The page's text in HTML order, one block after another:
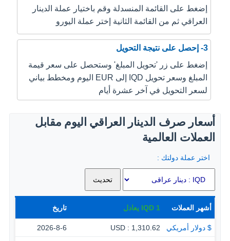
إضغط على القائمة المنسدلة وقم باختيار عملة الدينار
العراقي ثم من القائمة الثانية إختر عملة اليورو
3- إحصل على نتيجة التحويل
إضغط على زر 'تحويل المبلغ' وستحصل على سعر قيمة
المبلغ وسعر تحويل IQD إلى EUR اليوم ومخطط بياني
لسعر التحويل في آخر عشرة أيام
أسعار صرف الدينار العراقي اليوم مقابل
العملات العالمية
اختر عملة دولتك :
أشهر العملات 1
IQD يعادل تاريخ
$ دولار أمريكي 1,310.62 : USD
2026-8-6